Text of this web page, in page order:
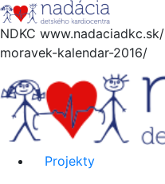
Hore
NDKC
moravek-kalendar-2016/
Projekty